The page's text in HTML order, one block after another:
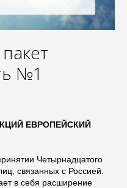
№1
ЕВРОПЕЙСКИЙ
Четырнадцатого
связанных с Россией.
в себя расширение